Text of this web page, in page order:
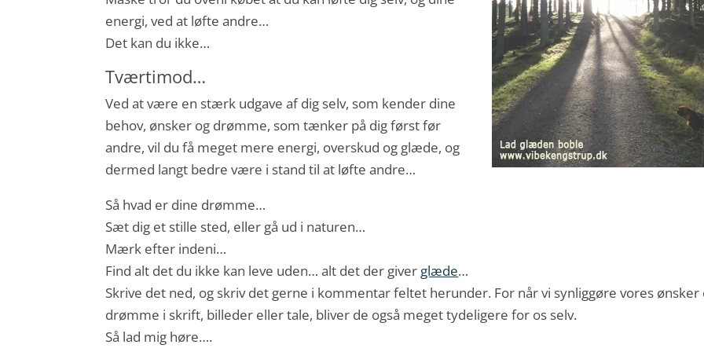
energi, ved at løfte andre…
Det kan du ikke…
Tværtimod…
Ved at være en stærk udgave af dig selv, som kender dine
behov, ønsker og drømme, som tænker på dig først før
andre, vil du få meget mere energi, overskud og glæde, og
dermed langt bedre være i stand til at løfte andre…
Så hvad er dine drømme…
Sæt dig et stille sted, eller gå ud i naturen…
Mærk efter indeni…
Find alt det du ikke kan leve uden… alt det der giver glæde…
Skrive det ned, og skriv det gerne i kommentar feltet herunder. For når vi synliggøre vores ønsker
drømme i skrift, billeder eller tale, bliver de også meget tydeligere for os selv.
Så lad mig høre….